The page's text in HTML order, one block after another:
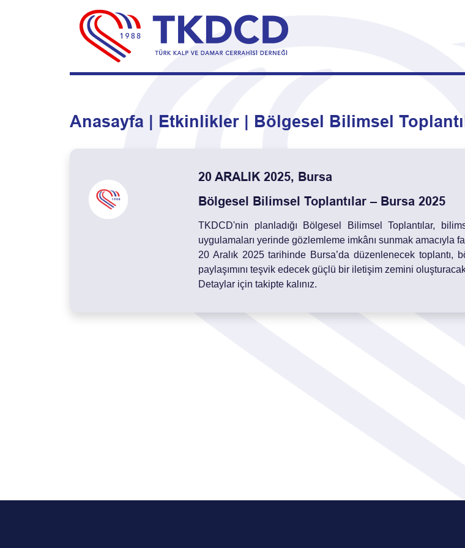
Anasayfa Etkinlikler Bölgesel Bilimsel
20 ARALIK 2025, Bursa
Bölgesel Bilimsel Toplantılar – Bursa 2025
TKDCD'nin planladığı Bölgesel Bilimsel Toplantılar,
uygulamaları yerinde gözlemleme imkânı sunmak amacıyla
20 Aralık 2025 tarihinde Bursa’da düzenlenecek toplantı,
paylaşımını teşvik edecek güçlü bir iletişim zemini
Detaylar için takipte kalınız.